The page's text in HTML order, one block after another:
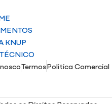
KNUP
TermosPolitica Comercial